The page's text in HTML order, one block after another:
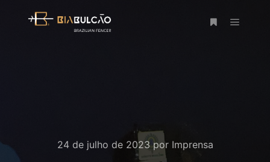
24 de julho de 2023por Imprensa